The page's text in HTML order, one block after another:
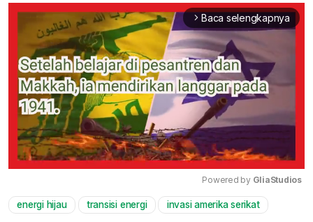
arrow_forward_ios Baca selengkapnya
Mute
Powered by GliaStudios
energi hijau transisi energi invasi amerika serikat